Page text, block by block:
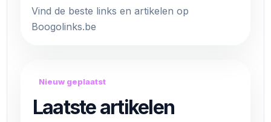
Vind de beste links en artikelen op
Boogolinks.be
Nieuw geplaatst
Laatste artikelen